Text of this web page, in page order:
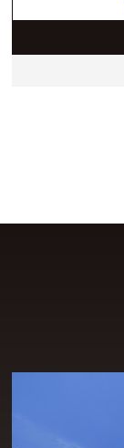
としても選びや
ザイン・性能・